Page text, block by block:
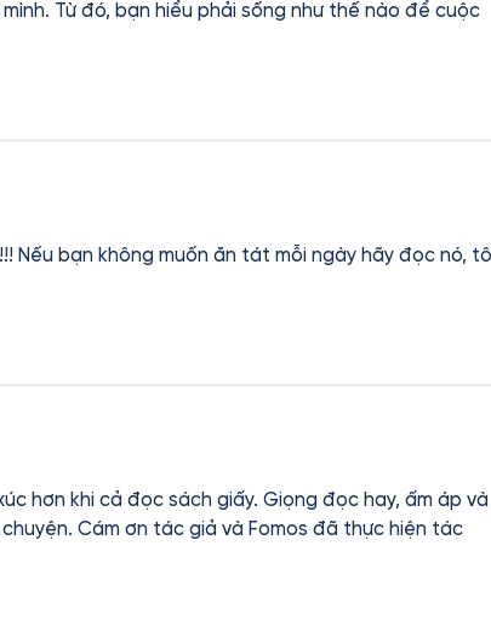
Từ đó, bạn hiểu phải sống như thế nào để cuộc
Nếu bạn không muốn ăn tát mỗi ngày hãy đọc nó,
hơn khi cả đọc sách giấy. Giọng đọc hay, ấm áp và
Cám ơn tác giả và Fomos đã thực hiện tác